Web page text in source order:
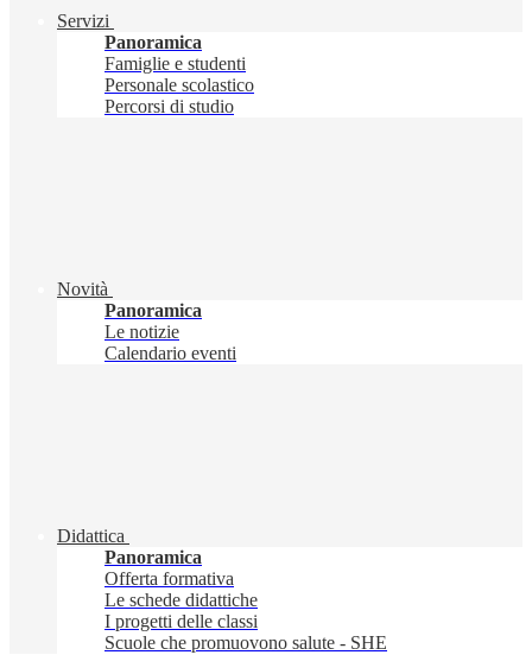
Servizi
Panoramica
Famiglie e studenti
Personale scolastico
Percorsi di studio
Novità
Panoramica
Le notizie
Calendario eventi
Didattica
Panoramica
Offerta formativa
Le schede didattiche
I progetti delle classi
Scuole che promuovono salute - SHE